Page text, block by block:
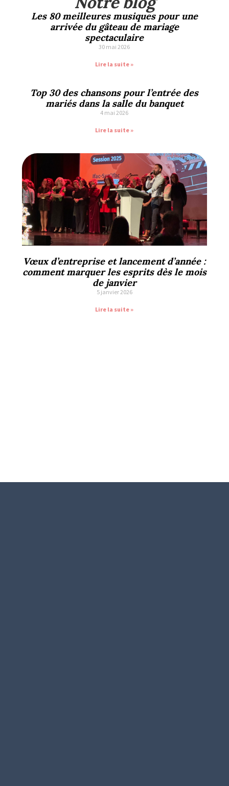
Les 80 meilleures musiques pour une
arrivée du gâteau de mariage
spectaculaire
30 mai 2026
Lire la suite »
Top 30 des chansons pour l’entrée des
mariés dans la salle du banquet
4 mai 2026
Lire la suite »
Vœux d’entreprise et lancement d’année :
comment marquer les esprits dès le mois
de janvier
5 janvier 2026
Lire la suite »